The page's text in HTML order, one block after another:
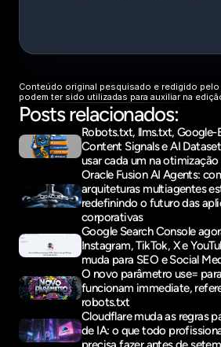
Conteúdo original pesquisado e redigido pelo
podem ter sido utilizadas para auxiliar na
Posts relacionados:
Robots.txt, llms.txt, Google-
Content Signals e AI
usar cada um na otimização
Oracle Fusion AI Agents:
arquiteturas multiagentes
redefinindo o futuro das
corporativas
Google Search Console
Instagram, TikTok, X e
muda para SEO e Social
O novo parâmetro use=
funcionam immediate,
robots.txt
Cloudflare muda as regras
de IA: o que todo